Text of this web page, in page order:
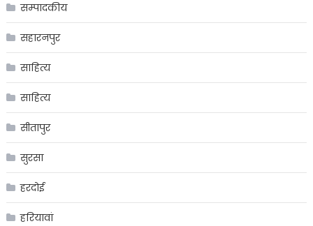
सम्पादकीय
सहारनपुर
साहित्य
साहित्य
सीतापुर
सुरसा
हरदोई
हरियावां